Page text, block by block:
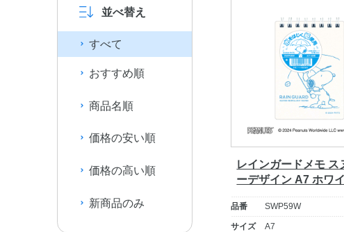
並べ替え
すべて
おすすめ順
商品名順
価格の安い順
価格の高い順
新商品のみ
レインガードメモ ス
ーデザイン A7 ホワ
品番 SWP59W
サイズ A7